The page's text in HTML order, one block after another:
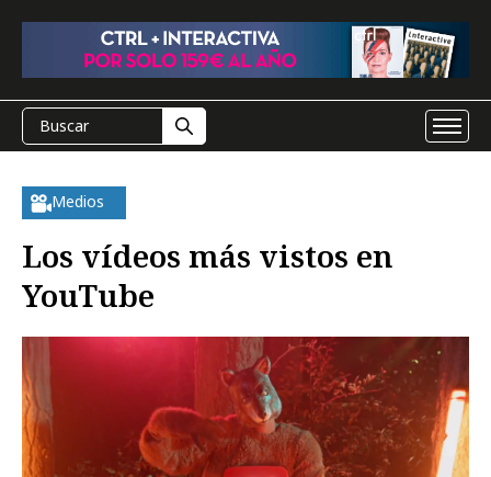
Medios
Los vídeos más vistos en
YouTube